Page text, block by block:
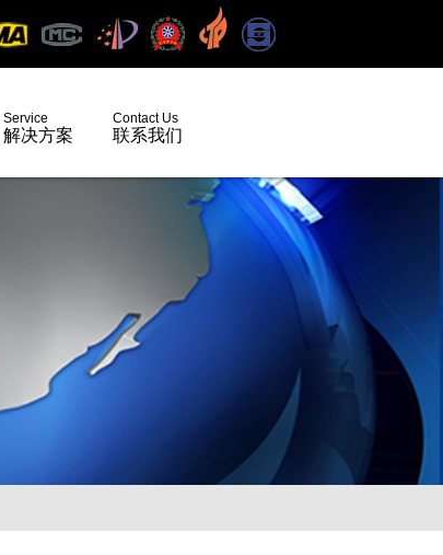
Service
解决方案
Contact Us
联系我们